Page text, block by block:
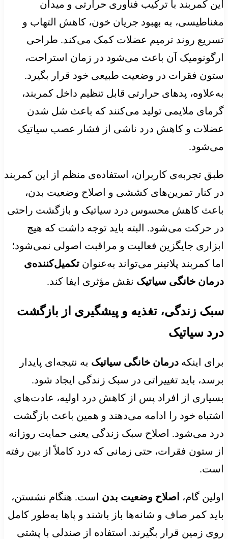
این کمربند با ترکیب فناوری حرارتی و میدان
مغناطیسی، به بهبود جریان خون، کاهش التهاب و
تسریع روند ترمیم عضلات کمک می‌کند. طراحی
ارگونومیک آن باعث می‌شود در زمان استراحت،
ستون فقرات در وضعیت طبیعی خود قرار بگیرد.
به‌علاوه، پدهای حرارتی قابل تنظیم داخل کمربند،
گرمای ملایمی تولید می‌کنند که باعث شل شدن
عضلات و کاهش درد ناشی از فشار عصب سیاتیک
می‌شود.
طبق تجربه‌ی کاربران، استفاده‌ی منظم از این کمربند
در کنار تمرین‌های کششی و اصلاح وضعیت بدن،
باعث کاهش محسوس درد سیاتیک و بازگشت راحتی
در حرکت می‌شود. البته باید توجه داشت که هیچ
ابزاری جایگزین فعالیت و مراقبت اصولی نمی‌شود؛
اما کمربند پلاتینر می‌تواند به‌عنوان تکمیل‌کننده‌ی
درمان خانگی سیاتیک نقش مؤثری ایفا کند.
سبک زندگی، تغذیه و پیشگیری از بازگشت
درد سیاتیک
برای اینکه درمان خانگی سیاتیک به نتیجه‌ای پایدار
برسد، باید تغییراتی در سبک زندگی ایجاد شود.
بسیاری از افراد پس از کاهش درد اولیه، عادت‌های
اشتباه خود را ادامه می‌دهند و همین باعث بازگشت
درد می‌شود. اصلاح سبک زندگی یعنی حمایت روزانه
از ستون فقرات، حتی زمانی که درد کاملاً از بین رفته
است.
اولین گام، اصلاح وضعیت بدن است. هنگام نشستن،
باید کمر صاف و شانه‌ها باز باشند و پاها به‌طور کامل
روی زمین قرار بگیرند. استفاده از صندلی با پشتی